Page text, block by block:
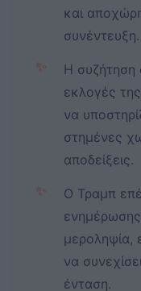
και
συνέντευξη.
✨
Η συζήτηση
εκλογές
να
στημένες
αποδείξεις.
✨
Ο Τραμπ
μεροληψία,
να
ένταση.